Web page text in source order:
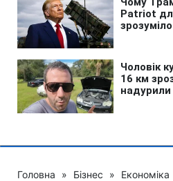
Головна » Бізнес » Економіка